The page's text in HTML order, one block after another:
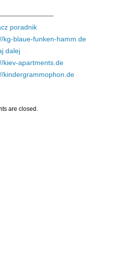
poradnik
kg-blaue-funken-hamm.de
dalej
kiev-apartments.de
kindergrammophon.de
are closed.